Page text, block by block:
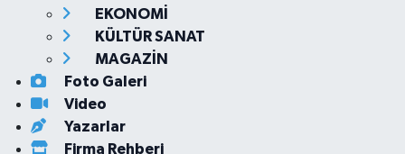
EKONOMİ
KÜLTÜR SANAT
MAGAZİN
Foto Galeri
Video
Yazarlar
Firma Rehberi